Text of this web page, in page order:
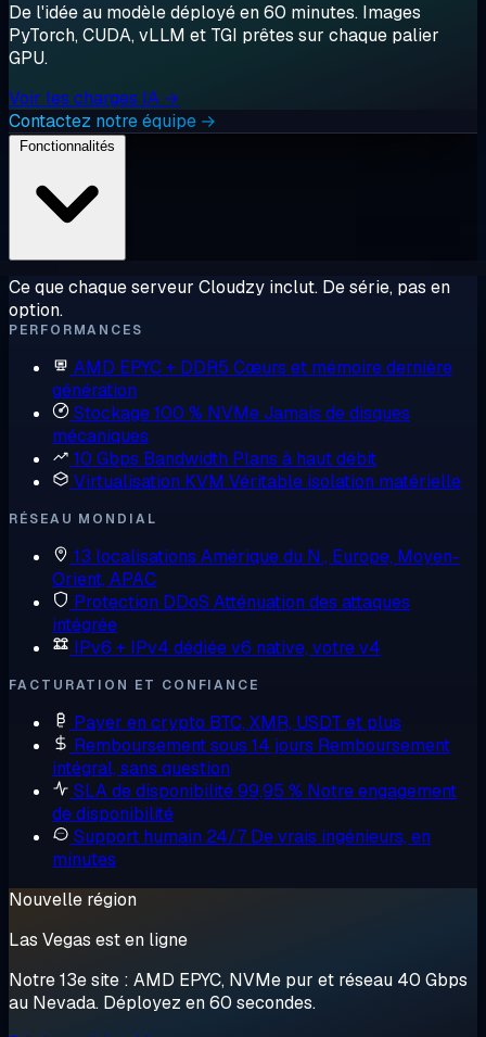
De l'idée au modèle déployé en 60 minutes. Images
PyTorch, CUDA, vLLM et TGI prêtes sur chaque palier
GPU.
Voir les charges IA →
Contactez notre équipe →
Ce que chaque serveur Cloudzy inclut. De série, pas en
option.
PERFORMANCES
AMD EPYC + DDR5 Cœurs et mémoire dernière
génération
Stockage 100 % NVMeJamais de disques
mécaniques
10 Gbps Bandwidth Plans à haut débit
Virtualisation KVM Véritable isolation matérielle
RÉSEAU MONDIAL
13 localisations Amérique du N., Europe, Moyen-
Orient, APAC
Protection DDoS Atténuation des attaques
intégrée
IPv6 + IPv4 dédiéev6 native, votre v4
FACTURATION ET CONFIANCE
Payer en crypto BTC, XMR, USDT et plus
Remboursement sous 14 jours Remboursement
intégral, sans question
SLA de disponibilité 99,95 % Notre engagement
de disponibilité
Support humain 24/7 De vrais ingénieurs, en
minutes
Nouvelle région
Las Vegas est en ligne
Notre 13e site : AMD EPYC, NVMe pur et réseau 40 Gbps
au Nevada. Déployez en 60 secondes.